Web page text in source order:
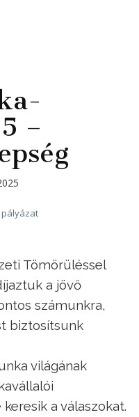
–
Tömörüléssel
a jövő
számunkra,
biztosítsunk
világának
a válaszokat.